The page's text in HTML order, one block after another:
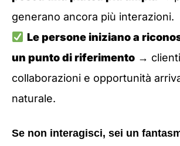
generano ancora più interazioni.
Le persone iniziano a
un punto di riferimento →
collaborazioni e opportunità
naturale.
Se non interagisci, sei un